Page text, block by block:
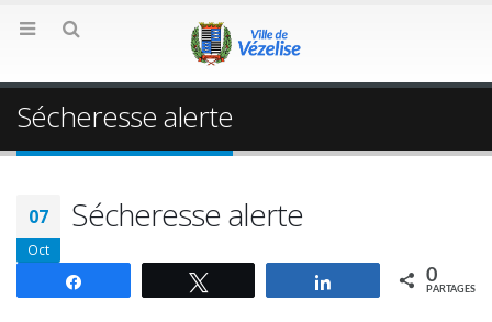
Sécheresse alerte
07
Oct
Sécheresse alerte
Partagez 0
PARTAGES